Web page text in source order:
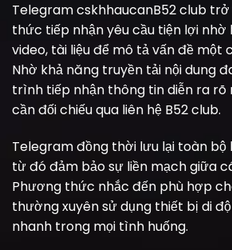
Telegram cskhhaucanB52 club
thức tiếp nhận yêu cầu tiện lợi nhờ
video, tài liệu để mô tả vấn đề một
Nhờ khả năng truyền tải nội dung
trình tiếp nhận thông tin diễn ra rõ
cần đối chiếu qua liên hệ B52 club.
Telegram đồng thời lưu lại toàn bộ
từ đó đảm bảo sự liền mạch giữa
Phương thức nhắc đến phù hợp
thường xuyên sử dụng thiết bị di
nhanh trong mọi tình huống.